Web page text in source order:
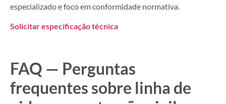
especializado e foco em conformidade normativa.
Solicitar especificação técnica
FAQ — Perguntas
frequentes sobre linha de